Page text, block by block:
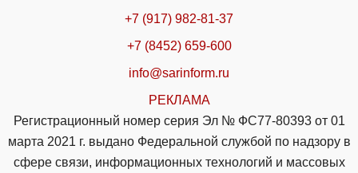
+7 (917) 982-81-37
+7 (8452) 659-600
info@sarinform.ru
РЕКЛАМА
Регистрационный номер серия Эл № ФС77-80393 от 01
марта 2021 г. выдано Федеральной службой по надзору в
сфере связи, информационных технологий и массовых